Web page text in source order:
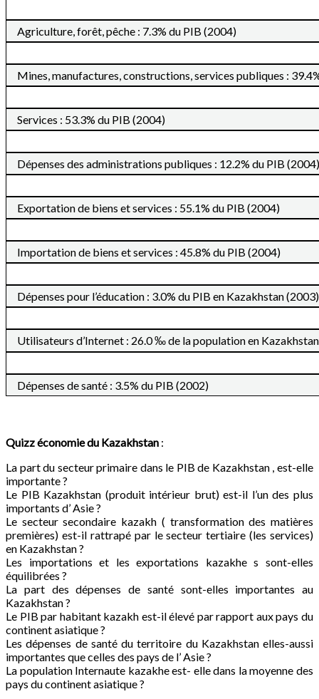
Agriculture, forêt, pêche : 7.3% du PIB (2004)
Mines, manufactures, constructions, services publiques :
Services : 53.3% du PIB (2004)
Dépenses des administrations publiques : 12.2% du PIB (2004)
Exportation de biens et services : 55.1% du PIB (2004)
Importation de biens et services : 45.8% du PIB (2004)
Dépenses pour l’éducation : 3.0% du PIB en Kazakhstan (2003)
Utilisateurs d’Internet : 26.0 ‰ de la population en
Dépenses de santé : 3.5% du PIB (2002)
Quizz économie du Kazakhstan :
La part du secteur primaire dans le PIB de Kazakhstan , est-elle
importante ?
Le PIB Kazakhstan (produit intérieur brut) est-il l’un des plus
importants d’ Asie ?
Le secteur secondaire kazakh ( transformation des matières
premières) est-il rattrapé par le secteur tertiaire (les services)
en Kazakhstan ?
Les importations et les exportations kazakhe s sont-elles
équilibrées ?
La part des dépenses de santé sont-elles importantes au
Kazakhstan ?
Le PIB par habitant kazakh est-il élevé par rapport aux pays du
continent asiatique ?
Les dépenses de santé du territoire du Kazakhstan elles-aussi
importantes que celles des pays de l’ Asie ?
La population Internaute kazakhe est- elle dans la moyenne des
pays du continent asiatique ?